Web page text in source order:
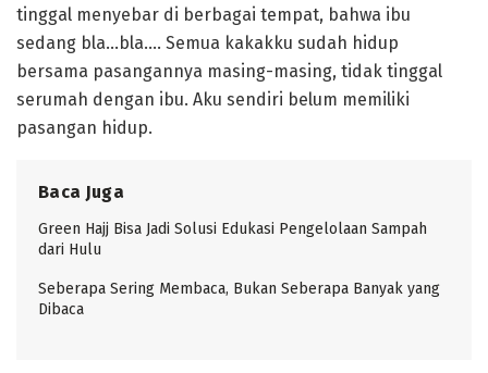
tinggal menyebar di berbagai tempat, bahwa ibu
sedang bla…bla…. Semua kakakku sudah hidup
bersama pasangannya masing-masing, tidak tinggal
serumah dengan ibu. Aku sendiri belum memiliki
pasangan hidup.
Baca Juga
Green Hajj Bisa Jadi Solusi Edukasi Pengelolaan Sampah
dari Hulu
Seberapa Sering Membaca, Bukan Seberapa Banyak yang
Dibaca